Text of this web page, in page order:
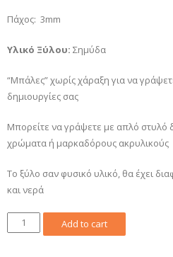
Πάχος: 3mm
Υλικό Ξύλου: Σημύδα
“Μπάλες” χωρίς χάραξη για να
δημιουργίες σας
Μπορείτε να γράψετε με απλό στυλό
χρώματα ή μαρκαδόρους ακρυλικούς
Το ξύλο σαν φυσικό υλικό, θα έχει
και νερά
Μπάλα
Χριστουγεννιάτικη
Add to cart